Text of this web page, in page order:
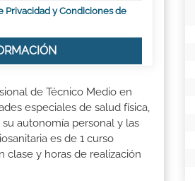
Privacidad y Condiciones de
de Técnico Medio en
especiales de salud física,
autonomía personal y las
es de 1 curso
clase y horas de realización